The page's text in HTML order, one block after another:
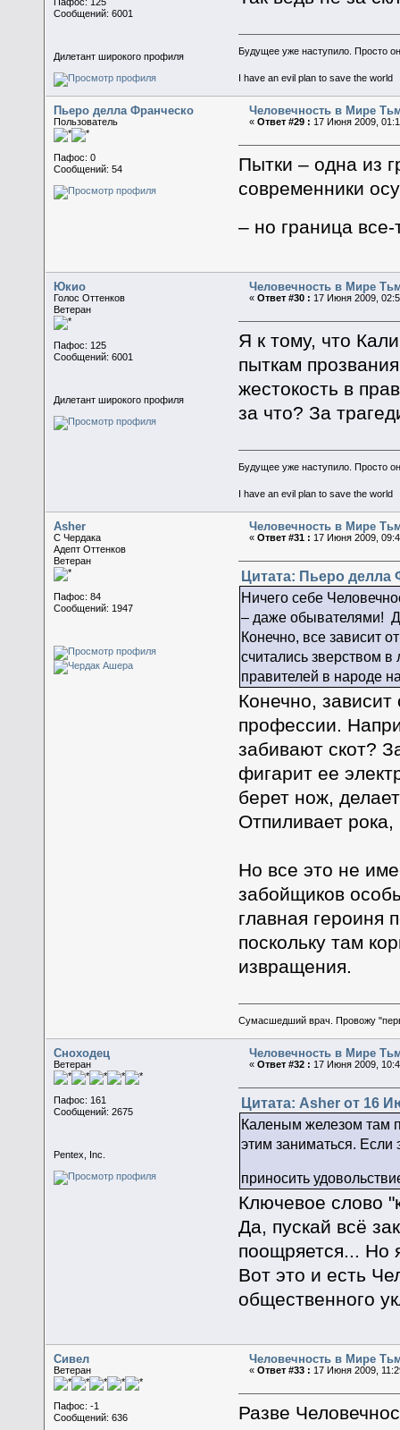
Сообщений: 6001
Дилетант широкого профиля Будущее уже наступило. Просто
I have an evil plan to save the world
Пьеро делла Франческо
Пользователь
Пафос: 0
Сообщений: 54
Человечность в Мире
«Ответ #29 : 17 Июня 2009,
Пытки – одна из
современники
– но граница
Юкио
Голос Оттенков
Ветеран
Пафос: 125
Сообщений: 6001
Дилетант широкого профиля
Человечность в Мире
«Ответ #30 : 17 Июня 2009,
Я к тому, что
пыткам
жестокость в
за что? За
Будущее уже наступило. Просто
I have an evil plan to save the world
Asher
C Чердака
Адепт Оттенков
Ветеран
Пафос: 84
Сообщений: 1947
Человечность в Мире
«Ответ #31 : 17 Июня 2009,
Цитата: Пьеро делла
Ничего себе
– даже обывателями!
Конечно, все зависит
считались зверством
правителей в народе
Конечно,
профессии.
забивают скот?
фигарит ее
берет нож,
Отпиливает
Но все это не
забойщиков
главная героиня
поскольку там
извращения.
Сумасшедший врач. Провожу
Сноходец
Ветеран
Пафос: 161
Сообщений: 2675
Pentex, Inc.
Человечность в Мире
«Ответ #32 : 17 Июня 2009,
Цитата: Asher от 16
Каленым железом там
этим заниматься. Если
приносить
Ключевое слово
Да, пускай всё
поощряется... Но
Вот это и есть
общественного
Сивел
Ветеран
Пафос: -1
Сообщений: 636
Человечность в Мире
«Ответ #33 : 17 Июня 2009,
Разве